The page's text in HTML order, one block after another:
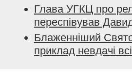
Глава УГКЦ про
переспівував
Блаженніший
приклад невдачі